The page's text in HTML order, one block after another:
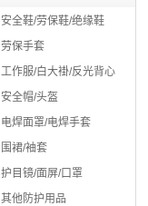
安全鞋/劳保鞋/绝缘鞋
劳保手套
工作服/白大褂/反光背心
安全帽/头盔
电焊面罩/电焊手套
围裙/袖套
护目镜/面屏/口罩
其他防护用品